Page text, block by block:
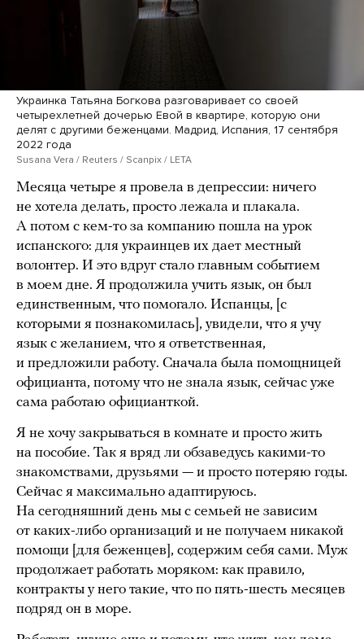
Украинка Татьяна Богкова разговаривает со своей
четырехлетней дочерью Евой в квартире, которую они
делят с другими беженцами. Мадрид, Испания, 17 сентября
2022 года
Susana Vera / Reuters / Scanpix / LETA
Месяца четыре я провела в депрессии: ничего
не хотела делать, просто лежала и плакала.
А потом с кем-то за компанию пошла на урок
испанского: для украинцев их дает местный
волонтер. И это вдруг стало главным событием
в моем дне. Я продолжила учить язык, он был
единственным, что помогало. Испанцы, [с
которыми я познакомилась], увидели, что я учу
язык с желанием, что я ответственная,
и предложили работу. Сначала была помощницей
официанта, потому что не знала язык, сейчас уже
сама работаю официанткой.
Я не хочу закрываться в комнате и просто жить
на пособие. Так я вряд ли обзаведусь какими-то
знакомствами, друзьями — и просто потеряю годы.
Сейчас я максимально адаптируюсь.
На сегодняшний день мы с семьей не зависим
от каких-либо организаций и не получаем никакой
помощи [для беженцев], содержим себя сами. Муж
продолжает работать моряком: как правило,
контракты у него такие, что по пять-шесть месяцев
подряд он в море.